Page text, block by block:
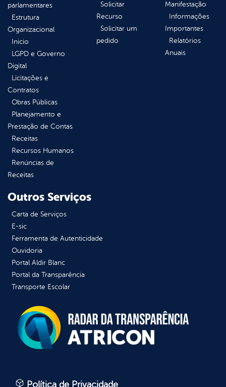
parlamentares
Estrutura
Organizacional
Inicio
LGPD e Governo
Digital
Licitações e
Contratos
Obras Públicas
Planejamento e
Prestação de Contas
Receitas
Recursos Humanos
Renúncias de
Receitas
Solicitar
Recurso
Solicitar um
pedido
Manifestação
Informações
Importantes
Relatórios
Anuais
Outros Serviços
Carta de Serviços
E-sic
Ferramenta de Autenticidade
Ouvidoria
Portal Aldir Blanc
Portal da Transparência
Transporte Escolar
Política de Privacidade